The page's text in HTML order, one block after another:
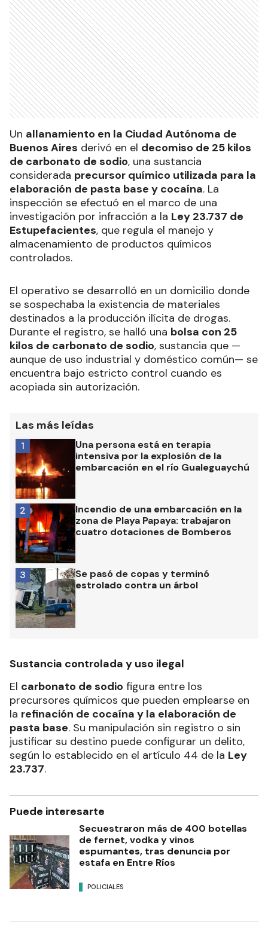
Un allanamiento en la Ciudad Autónoma de
Buenos Aires derivó en el decomiso de 25 kilos
de carbonato de sodio, una sustancia
considerada precursor químico utilizada para la
elaboración de pasta base y cocaína. La
inspección se efectuó en el marco de una
investigación por infracción a la Ley 23.737 de
Estupefacientes, que regula el manejo y
almacenamiento de productos químicos
controlados.
El operativo se desarrolló en un domicilio donde
se sospechaba la existencia de materiales
destinados a la producción ilícita de drogas.
Durante el registro, se halló una bolsa con 25
kilos de carbonato de sodio, sustancia que —
aunque de uso industrial y doméstico común— se
encuentra bajo estricto control cuando es
acopiada sin autorización.
Las más leídas
Una persona está en terapia
intensiva por la explosión de la
embarcación en el río Gualeguaychú
1
Incendio de una embarcación en la
zona de Playa Papaya: trabajaron
cuatro dotaciones de Bomberos
2
Se pasó de copas y terminó
estrolado contra un árbol
3
Sustancia controlada y uso ilegal
El carbonato de sodio figura entre los
precursores químicos que pueden emplearse en
la refinación de cocaína y la elaboración de
pasta base. Su manipulación sin registro o sin
justificar su destino puede configurar un delito,
según lo establecido en el artículo 44 de la Ley
23.737.
Puede interesarte
Secuestraron más de 400 botellas
de fernet, vodka y vinos
espumantes, tras denuncia por
estafa en Entre Ríos
POLICIALES